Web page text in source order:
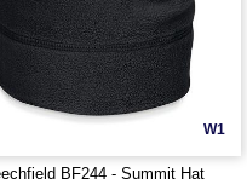
W1
BF244 - Summit Hat